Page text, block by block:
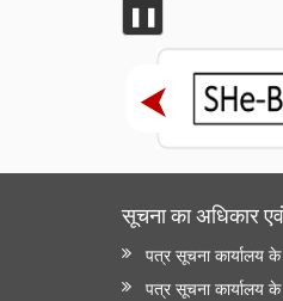
❚❚
सूचना का अधिकार
पत्र सूचना कार्यालय
पत्र सूचना कार्यालय के